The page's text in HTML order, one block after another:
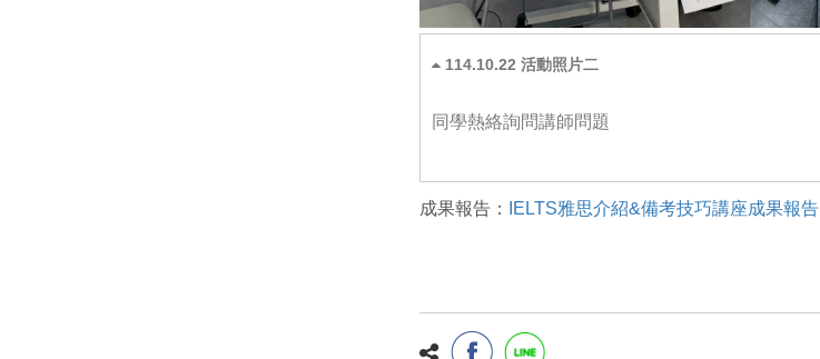
114.10.22 活動照片二
同學熱絡詢問講師問題
成果報告： IELTS雅思介紹&備考技巧講座成果報告